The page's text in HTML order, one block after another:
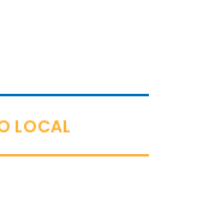
LOCAL